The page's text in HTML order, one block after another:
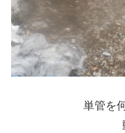
単管を